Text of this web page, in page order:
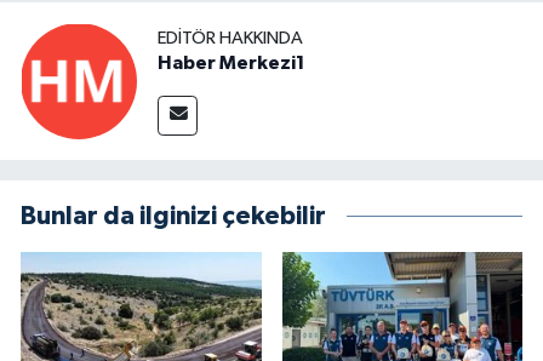
EDITÖR HAKKINDA
Haber Merkezi1
Bunlar da ilginizi çekebilir